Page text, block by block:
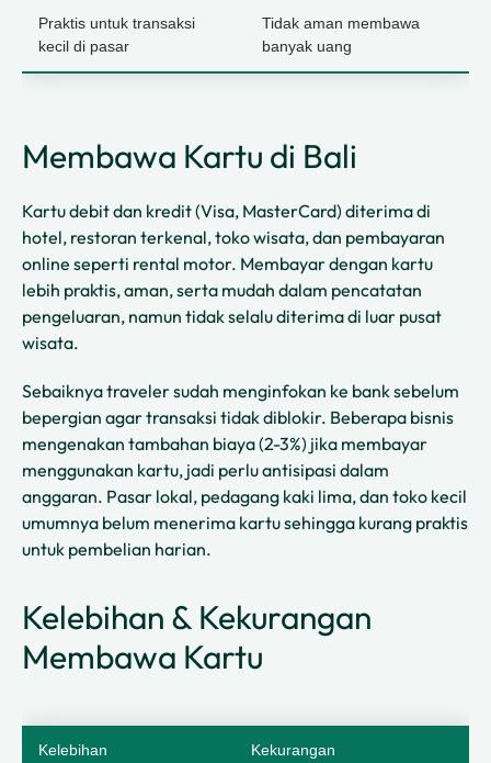
Praktis untuk transaksi
kecil di pasar
Tidak aman membawa
banyak uang
Membawa Kartu di Bali
Kartu debit dan kredit (Visa, MasterCard) diterima di
hotel, restoran terkenal, toko wisata, dan pembayaran
online seperti rental motor. Membayar dengan kartu
lebih praktis, aman, serta mudah dalam pencatatan
pengeluaran, namun tidak selalu diterima di luar pusat
wisata.
Sebaiknya traveler sudah menginfokan ke bank sebelum
bepergian agar transaksi tidak diblokir. Beberapa bisnis
mengenakan tambahan biaya (2-3%) jika membayar
menggunakan kartu, jadi perlu antisipasi dalam
anggaran. Pasar lokal, pedagang kaki lima, dan toko kecil
umumnya belum menerima kartu sehingga kurang praktis
untuk pembelian harian.
Kelebihan & Kekurangan
Membawa Kartu
Kelebihan Kekurangan